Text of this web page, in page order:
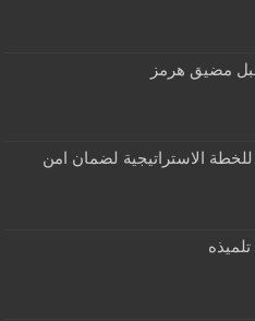
مضيق هرمز
للخطة الاستراتيجية لضمان امن